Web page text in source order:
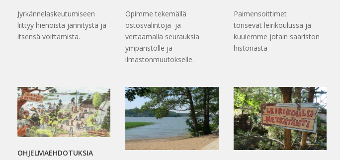
Jyrkännelaskeutumiseen
liittyy hienoista jännitystä ja
itsensä voittamista.
Opimme tekemällä
ostosvalintoja ja
vertaamalla seurauksia
ympäristölle ja
ilmastonmuutokselle.
Paimensoittimet
törisevät leirikoulussa ja
kuulemme jotain saariston
historiasta
OHJELMAEHDOTUKSIA